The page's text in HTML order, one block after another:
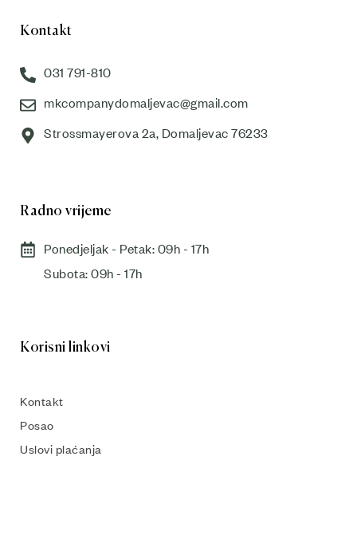
Kontakt
031 791-810
mkcompanydomaljevac@gmail.com
Strossmayerova 2a, Domaljevac 76233
Radno vrijeme
Ponedjeljak - Petak: 09h - 17h
Subota: 09h - 17h​
Korisni linkovi
Kontakt
Posao
Uslovi plaćanja